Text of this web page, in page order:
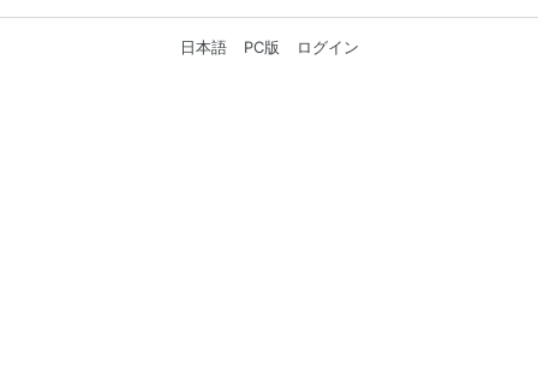
日本語 PC版 ログイン